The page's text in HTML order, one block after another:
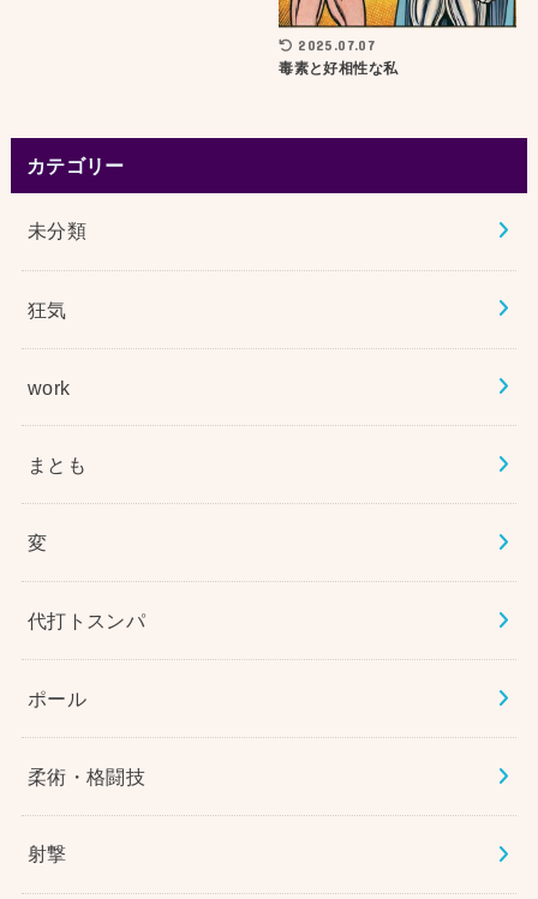
2025.07.07
毒素と好相性な私
カテゴリー
未分類
狂気
work
まとも
変
代打トスンパ
ポール
柔術・格闘技
射撃